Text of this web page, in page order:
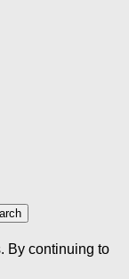
By continuing to